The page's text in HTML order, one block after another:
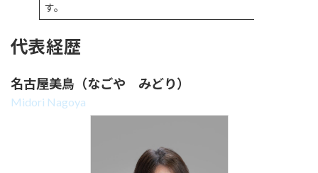
す。
代表経歴
名古屋美鳥（なごや みどり）
Midori Nagoya